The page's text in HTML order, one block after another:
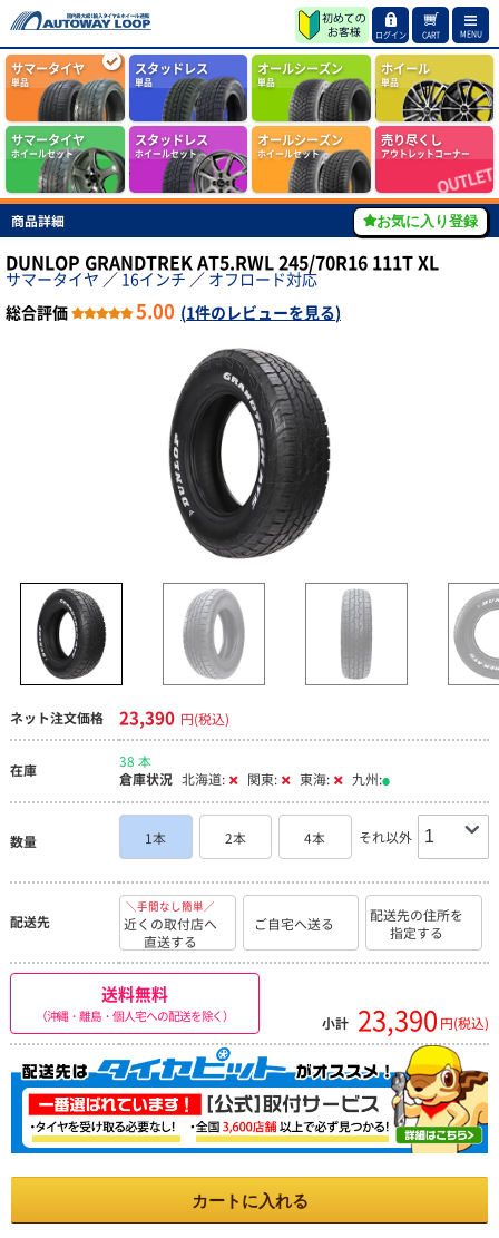
ログイン CART MENU
サマータイヤ
単品
スタッドレス
単品
オールシーズン
単品
ホイール
単品
サマータイヤ
ホイールセット
スタッドレス
ホイールセット
オールシーズン
ホイールセット
売り尽くし
アウトレットコーナー
商品詳細 お気に入り登録
DUNLOP GRANDTREK AT5.RWL 245/70R16 111T XL
サマータイヤ ／ 16インチ ／ オフロード対応
総合評価
5.00 (1件のレビューを見る)
ネット注文価格 23,390 円(税込)
在庫
38 本
倉庫状況 北海道: 関東: 東海: 九州:
数量 1本 2本 4本 それ以外
配送先
＼手間なし簡単／
近くの取付店へ
直送する
ご自宅へ送る
配送先の住所を
指定する
送料無料
（沖縄・離島・個人宅への配送を除く） 小計 23,390 円(税込)
カートに入れる